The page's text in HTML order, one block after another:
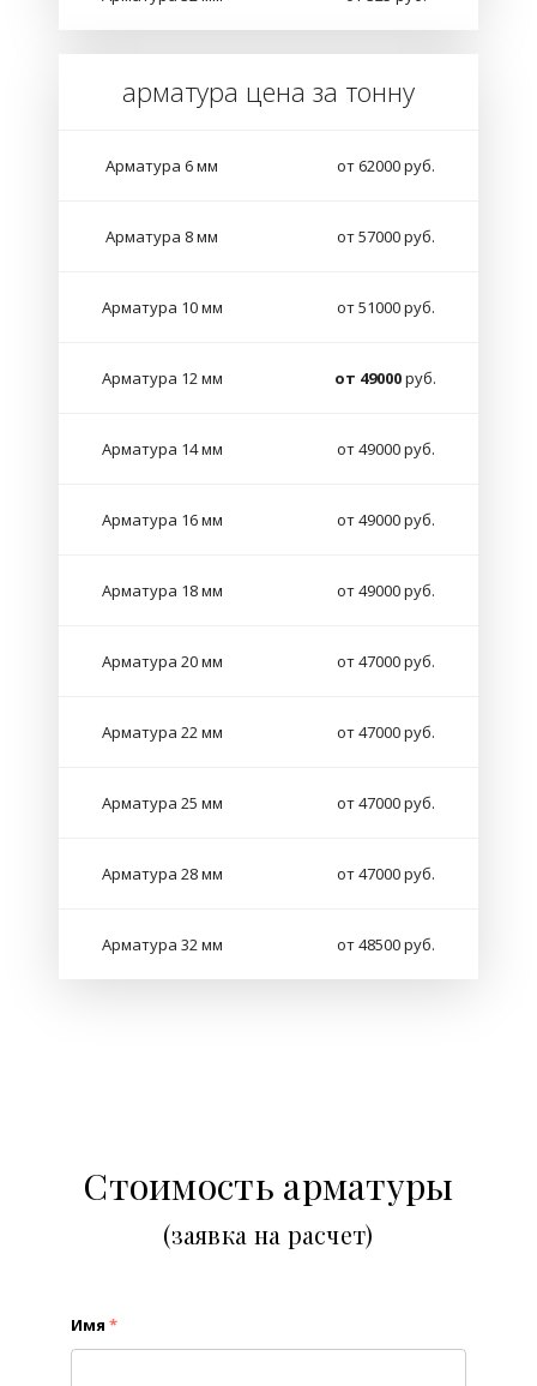
арматура цена за тонну
Арматура 6 мм от 62000 руб.
Арматура 8 мм от 57000 руб.
Арматура 10 мм от 51000 руб.
Арматура 12 мм от 49000руб.
Арматура 14 мм от 49000 руб.
Арматура 16 мм от 49000 руб.
Арматура 18 мм от 49000 руб.
Арматура 20 мм от 47000 руб.
Арматура 22 мм от 47000 руб.
Арматура 25 мм от 47000 руб.
Арматура 28 мм от 47000 руб.
Арматура 32 мм от 48500 руб.
Стоимость арматуры
(заявка на расчет)
Имя *